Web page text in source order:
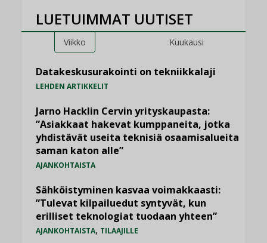
LUETUIMMAT UUTISET
Viikko Kuukausi
Datakeskusurakointi on tekniikkalaji
LEHDEN ARTIKKELIT
Jarno Hacklin Cervin yrityskaupasta:
”Asiakkaat hakevat kumppaneita, jotka
yhdistävät useita teknisiä osaamisalueita
saman katon alle”
AJANKOHTAISTA
Sähköistyminen kasvaa voimakkaasti:
”Tulevat kilpailuedut syntyvät, kun
erilliset teknologiat tuodaan yhteen”
AJANKOHTAISTA, TILAAJILLE